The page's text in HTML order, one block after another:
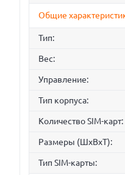
Общие
Тип:
Вес:
Управление:
Тип корпуса:
Количество SIM-карт:
Размеры (ШxВxТ):
Тип SIM-карты: